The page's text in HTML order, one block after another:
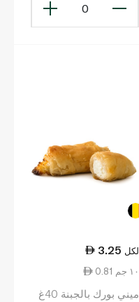
0
3.25 لكل
0.81 ١٠ جم
ميني بورك بالجبنة 40غ